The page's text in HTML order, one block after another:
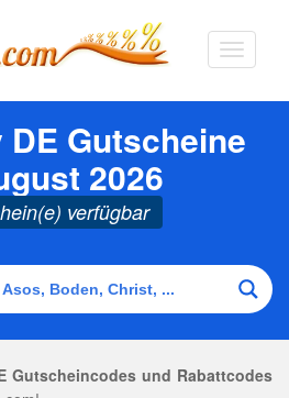
Gutscheine
2026
verfügbar
Gutscheincodes und Rabattcodes